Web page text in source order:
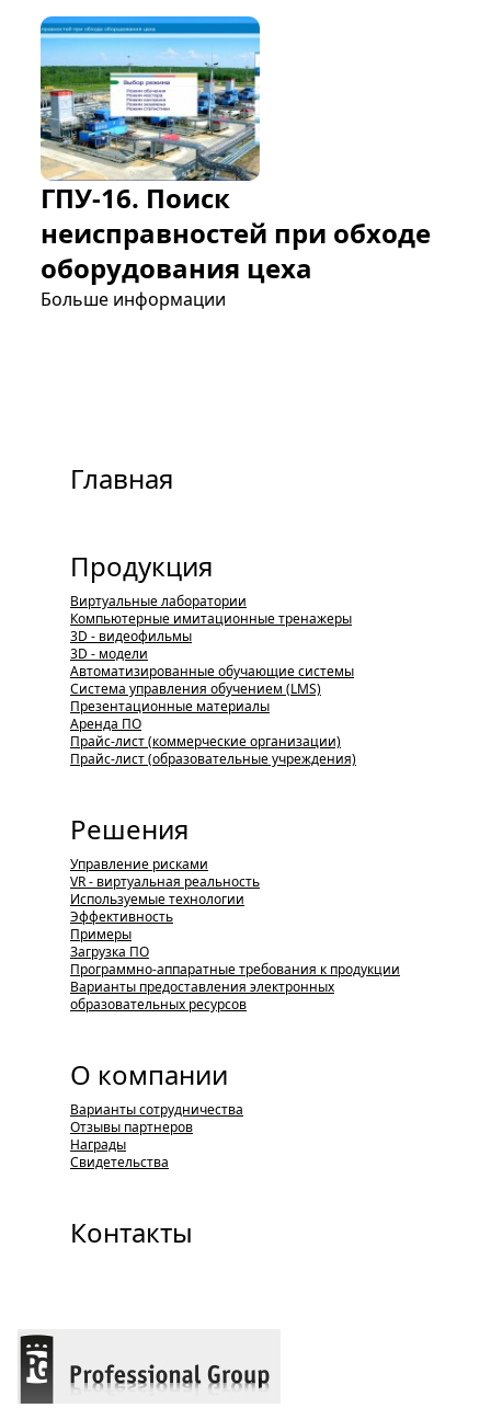
ГПУ-16. Поиск
неисправностей при обходе
оборудования цеха
Больше информации
Главная
Продукция
Виртуальные лаборатории
Компьютерные имитационные тренажеры
3D - видеофильмы
3D - модели
Автоматизированные обучающие системы
Система управления обучением (LMS)
Презентационные материалы
Аренда ПО
Прайс-лист (коммерческие организации)
Прайс-лист (образовательные учреждения)
Решения
Управление рисками
VR - виртуальная реальность
Используемые технологии
Эффективность
Примеры
Загрузка ПО
Программно-аппаратные требования к продукции
Варианты предоставления электронных
образовательных ресурсов
О компании
Варианты сотрудничества
Отзывы партнеров
Награды
Свидетельства
Контакты